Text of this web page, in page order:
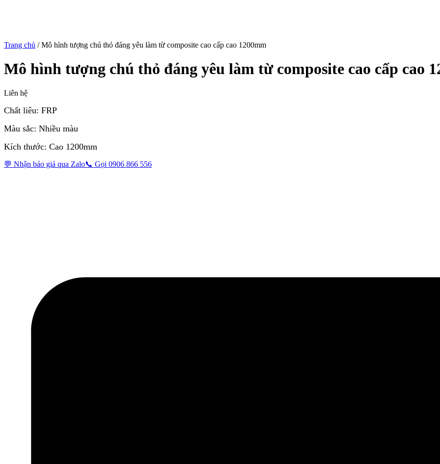
Trang chủ /Mô hình tượng chú thỏ đáng yêu làm từ composite cao cấp cao 1200mm
Mô hình tượng chú thỏ đáng yêu làm từ composite cao cấp cao
Liên hệ
Chất liêu: FRP
Màu sắc: Nhiều màu
Kích thước: Cao 1200mm
💬 Nhận báo giá qua Zalo📞 Gọi 0906 866 556